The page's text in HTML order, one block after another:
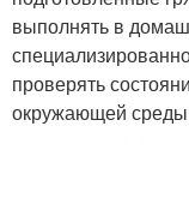
выполнять в
проверять
окружающей среды